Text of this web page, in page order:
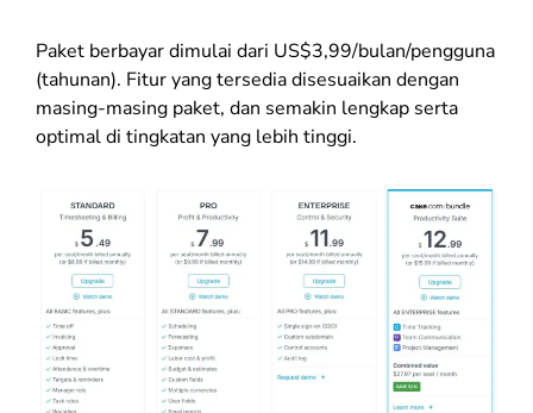
Paket berbayar dimulai dari US$3,99/bulan/pengguna
(tahunan). Fitur yang tersedia disesuaikan dengan
masing-masing paket, dan semakin lengkap serta
optimal di tingkatan yang lebih tinggi.